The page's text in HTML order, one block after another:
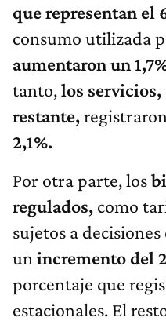
que representan el
consumo utilizada
aumentaron un
tanto,los servicios,
restante,
2,1%.
Por otra parte, los
regulados, como
sujetos a
un incremento del
porcentaje que
estacionales. El